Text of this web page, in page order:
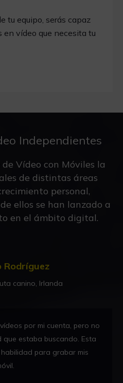
tu equipo, serás capaz
en vídeo que necesita tu
Independientes
de Vídeo con Móviles la
de distintas áreas
personal,
ellos se han lanzado a
en el ámbito digital.
Rodríguez
canino, Irlanda
por mi cuenta, pero no
estaba buscando. Esta
para grabar mis